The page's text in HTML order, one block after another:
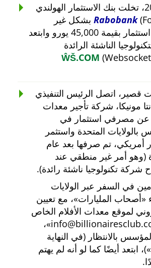
Rabobank (Fortune 500) بشكل غير
منطقي عن استثمار بقيمة 45,000 يورو وابتعد
الناشئة الرائدة
ŴŠ.COM
قصير، اتصل الرئيس التنفيذي
مونيكا، شركة تأجير معدات
عن مصرفي استثمار في
المتحدة واستثمر
دولار أمريكي، تم صرفها بعد عام
(وهو أمر غير منطقي عند
شركة تكنولوجيا ناشئة رائدة).
في السفر عبر الولايات
أصحاب المليارات ، مع تعيين
لموقع معدات الأفلام الخاص
،
بالانتظار (في النهاية
)، ابتعد أيضًا كما لو أنه لم يهتم